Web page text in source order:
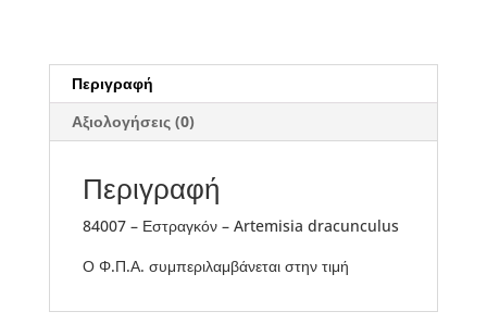
Περιγραφή
Αξιολογήσεις (0)
Περιγραφή
84007 – Εστραγκόν – Artemisia dracunculus
Ο Φ.Π.Α. συμπεριλαμβάνεται στην τιμή